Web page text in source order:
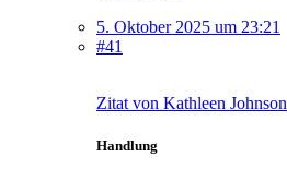
5. Oktober 2025 um 23:21
#41
Zitat von Kathleen Johnson
Handlung